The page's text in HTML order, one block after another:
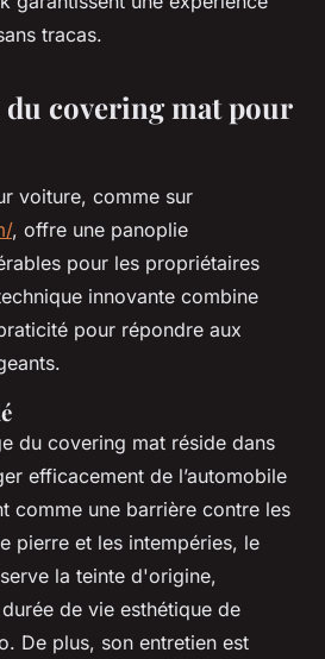
tracas.
du covering mat pour
voiture, comme sur
, offre une panoplie
pour les propriétaires
innovante combine
pour répondre aux
du covering mat réside dans
efficacement de l’automobile
comme une barrière contre les
pierre et les intempéries, le
la teinte d'origine,
de vie esthétique de
De plus, son entretien est